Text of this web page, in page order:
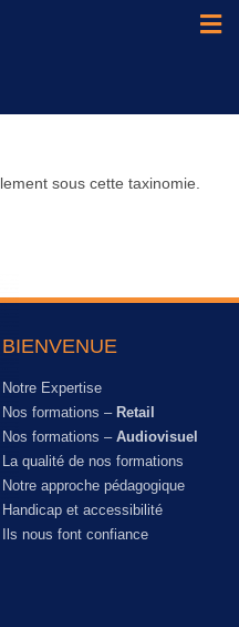
sous cette taxinomie.
BIENVENUE
Notre Expertise
Nos formations – Retail
Nos formations – Audiovisuel
La qualité de nos formations
Notre approche pédagogique
Handicap et accessibilité
Ils nous font confiance